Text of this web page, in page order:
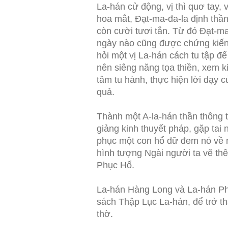
La-hán cử động, vị thì quơ tay,
hoa mắt, Đạt-ma-đa-la định
còn cười tươi tắn. Từ đó Đạt-
ngày nào cũng được chứng
hỏi một vị La-hán cách tu tập
nên siêng năng tọa thiền, xem
tâm tu hành, thực hiện lời dạy
quả.
Thành một A-la-hán thần
giảng kinh thuyết pháp, gặp tai
phục một con hổ dữ đem nó
hình tượng Ngài người ta vẽ
Phục Hổ.
La-hán Hàng Long và La-hán
sách Thập Lục La-hán, để trở
thờ.